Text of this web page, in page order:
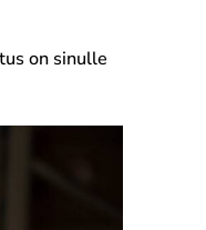
on sinulle